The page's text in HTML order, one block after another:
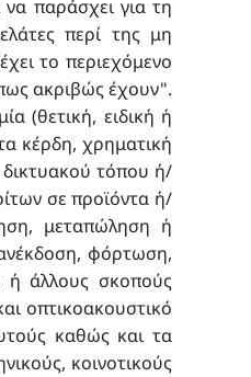
παράσχει για τη
περί της μη
το περιεχόμενο
ακριβώς έχουν".
(θετική, ειδική ή
κέρδη, χρηματική
δικτυακού τόπου ή/
σε προϊόντα ή/
μεταπώληση ή
φόρτωση,
ή άλλους σκοπούς
οπτικοακουστικό
καθώς και τα
κοινοτικούς